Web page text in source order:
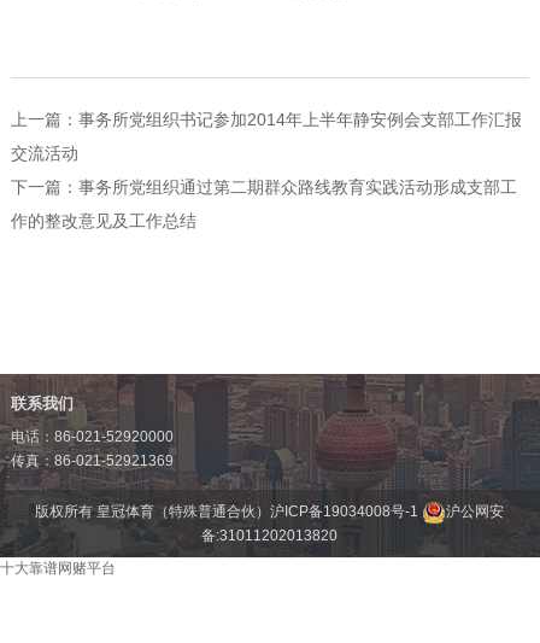
上一篇： 事务所党组织书记参加2014年上半年静安例会支部工作汇报
交流活动
下一篇： 事务所党组织通过第二期群众路线教育实践活动形成支部工
作的整改意见及工作总结
联系我们
电话：86-021-52920000
传真：86-021-52921369
版权所有 皇冠体育（特殊普通合伙）沪ICP备19034008号-1
沪公网安
备:31011202013820
十大靠谱网赌平台